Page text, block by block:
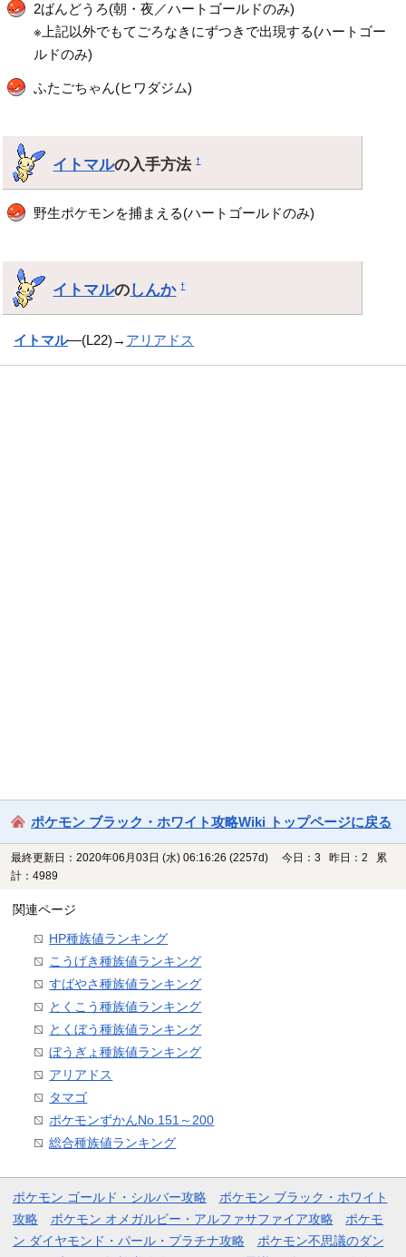
2ばんどうろ(朝・夜／ハートゴールドのみ)
※上記以外でもてごろなきにずつきで出現する(ハートゴー
ルドのみ)
ふたごちゃん(ヒワダジム)
イトマルの入手方法†
野生ポケモンを捕まえる(ハートゴールドのみ)
イトマルのしんか †
イトマル―(L22)→ アリアドス
ポケモン ブラック・ホワイト攻略Wiki トップページに戻る
最終更新日：2020年06月03日 (水) 06:16:26 (2257d)
今日：3 昨日：2 累
計：4989
関連ページ
HP種族値ランキング
こうげき種族値ランキング
すばやさ種族値ランキング
とくこう種族値ランキング
とくぼう種族値ランキング
ぼうぎょ種族値ランキング
アリアドス
タマゴ
ポケモンずかんNo.151～200
総合種族値ランキング
ポケモン ゴールド・シルバー攻略
ポケモン ブラック・ホワイト
攻略
ポケモン オメガルビー・アルファサファイア攻略
ポケモ
ン ダイヤモンド・パール・プラチナ攻略
ポケモン不思議のダン